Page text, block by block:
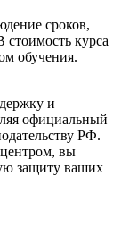
сроков,
стоимость курса
обучения.
и
официальный
РФ.
вы
защиту ваших